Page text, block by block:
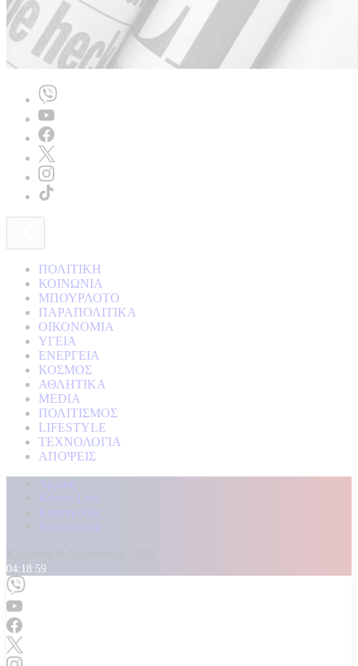
ΠΟΛΙΤΙΚΗ
ΚΟΙΝΩΝΙΑ
ΜΠΟΥΡΛΟΤΟ
ΠΑΡΑΠΟΛΙΤΙΚΑ
ΟΙΚΟΝΟΜΙΑ
ΥΓΕΙΑ
ΕΝΕΡΓΕΙΑ
ΚΟΣΜΟΣ
ΑΘΛΗΤΙΚΑ
MEDIA
ΠΟΛΙΤΙΣΜΟΣ
LIFESTYLE
ΤΕΧΝΟΛΟΓΙΑ
ΑΠΟΨΕΙΣ
Αρχική
Kontra Live
Καταγγελίες
Επικοινωνία
04:19:01